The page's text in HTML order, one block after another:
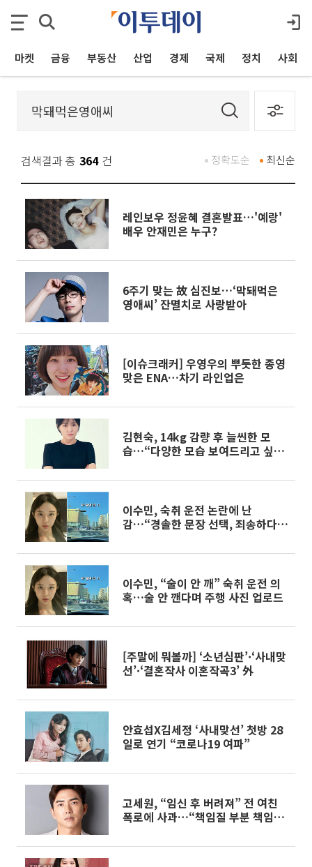
마켓 금융 부동산 산업 경제 국제 정치 사회
검색결과 총 364 건 최신순
정확도순
레인보우 정윤혜 결혼발표…'예랑'
배우 안재민은 누구?
6주기 맞는 故 심진보…‘막돼먹은
영애씨’ 잔멸치로 사랑받아
[이슈크래커] 우영우의 뿌듯한 종영
맞은 ENA…차기 라인업은
김현숙, 14kg 감량 후 늘씬한 모
습…“다양한 모습 보여드리고 싶
이수민, 숙취 운전 논란에 난
감…“경솔한 문장 선택, 죄송하다”
이수민, “술이 안 깨” 숙취 운전 의
혹…술 안 깬다며 주행 사진 업로드
[주말에 뭐볼까] ‘소년심판’·‘사내맞
선’·‘결혼작사 이혼작곡3’ 外
안효섭X김세정 ‘사내맞선’ 첫방 28
일로 연기 “코로나19 여파”
고세원, “임신 후 버려져” 전 여친
폭로에 사과…“책임질 부분 책임질